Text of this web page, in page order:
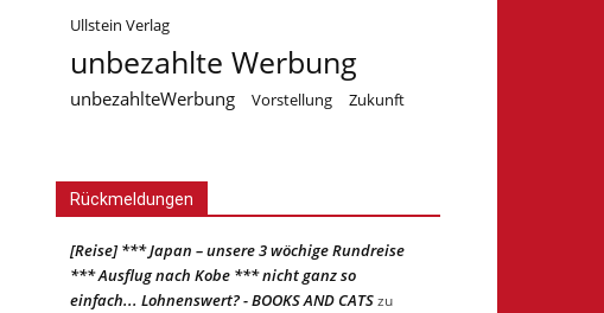
Ullstein Verlag
unbezahlte Werbung
unbezahlteWerbung Vorstellung Zukunft
Rückmeldungen
[Reise] *** Japan – unsere 3 wöchige Rundreise
*** Ausflug nach Kobe *** nicht ganz so
einfach... Lohnenswert? - BOOKS AND CATSzu